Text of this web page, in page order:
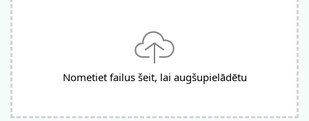
Nometiet failus šeit, lai augšupielādētu